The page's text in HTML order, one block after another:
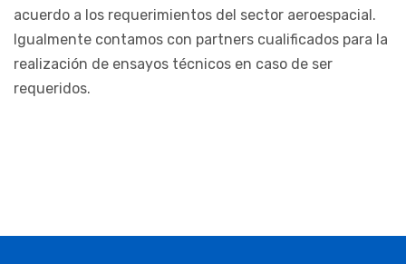
acuerdo a los requerimientos del sector aeroespacial.
Igualmente contamos con partners cualificados para la
realización de ensayos técnicos en caso de ser
requeridos.